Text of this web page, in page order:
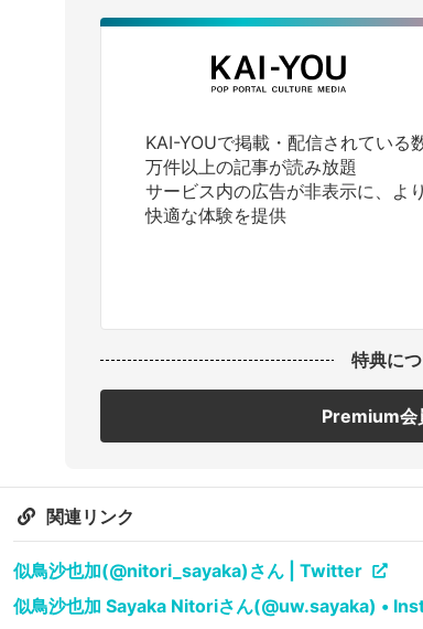
KAI-YOUで掲載・配信されている
万件以上の記事が読み放題
サービス内の広告が非表示に、より
快適な体験を提供
特典に
Premium会
関連リンク
似鳥沙也加(@nitori_sayaka)さん | Twitter
似鳥沙也加 Sayaka Nitoriさん(@uw.sayaka) •